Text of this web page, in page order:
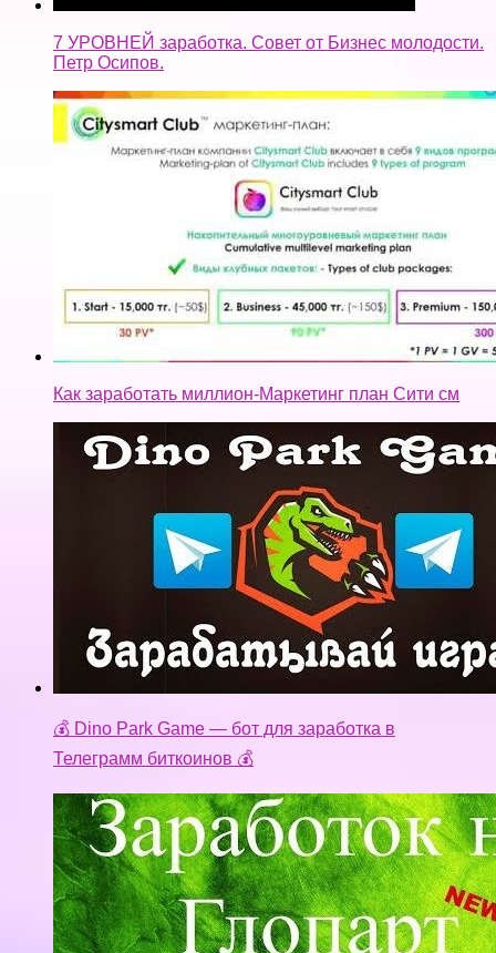
7 УРОВНЕЙ заработка. Совет от Бизнес молодости.
Петр Осипов.
Как заработать миллион-Маркетинг план Сити см
💰 Dino Park Game — бот для заработка в
Телеграмм биткоинов 💰